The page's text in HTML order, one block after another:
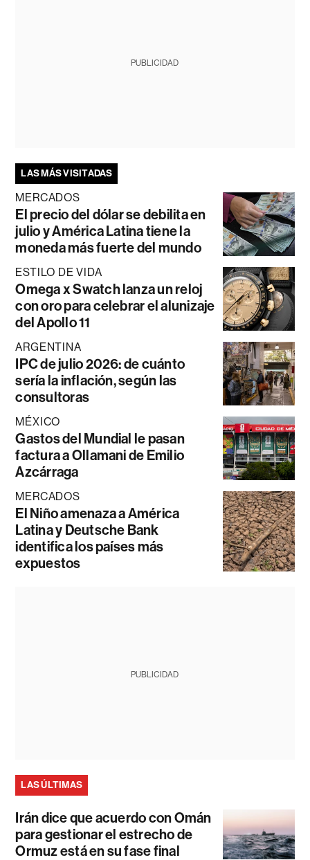
PUBLICIDAD
LAS MÁS VISITADAS
MERCADOS
El precio del dólar se debilita en
julio y América Latina tiene la
moneda más fuerte del mundo
ESTILO DE VIDA
Omega x Swatch lanza un reloj
con oro para celebrar el alunizaje
del Apollo 11
ARGENTINA
IPC de julio 2026: de cuánto
sería la inflación, según las
consultoras
MÉXICO
Gastos del Mundial le pasan
factura a Ollamani de Emilio
Azcárraga
MERCADOS
El Niño amenaza a América
Latina y Deutsche Bank
identifica los países más
expuestos
PUBLICIDAD
LAS ÚLTIMAS
Irán dice que acuerdo con Omán
para gestionar el estrecho de
Ormuz está en su fase final